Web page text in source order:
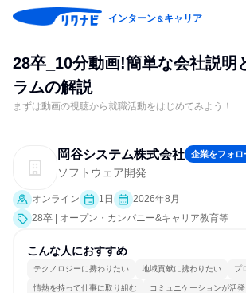
インターン＆キャリア
28卒_10分動画!簡単な会社説明
ラムの解説
まずは動画の視聴から就職活動をはじめてみよう！
岡谷システム株式会社 企業をフォロ
ソフトウェア開発
オンライン 1日
2026年8月
28卒 | オープン・カンパニー&キャリア教育等
こんな人におすすめ
テクノロジーに携わりたい 地域貢献に携わりたい プ
情熱を持って仕事に取り組む コミュニケーションが活発